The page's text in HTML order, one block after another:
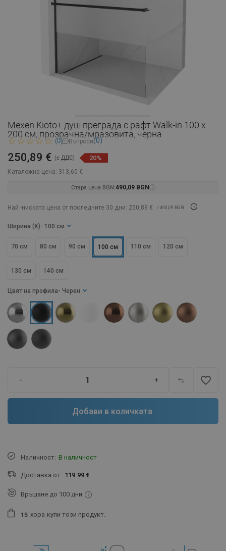
Mexen Kioto+ душ преграда с рафт Walk-in 100 x
200 см, прозрачна/мразовита, черна
(0) Въпроси(0)
Каталожна цена: 313,60 €
250,89 € (с ДДС) 20%
Стара цена BGN:490,09 BGN
Най -ниската цена от последните 30 дни: 250,89 € / 490,09 BGN
Цвят на профила - Черен
Ширина (X) - 100 см
70 см 80 см 90 см 100 см 110 см 120 см
130 см 140 см
- + favorite_border
Добави в количката
Наличност: В наличност
Доставка от: 119.99 €
Връщане до 100 дни
1 5 хора купи този продукт.